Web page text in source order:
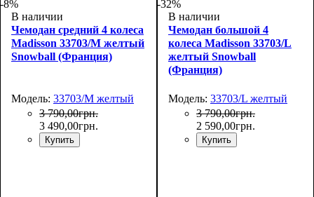
-8%
В наличии
Чемодан средний 4 колеса
Madisson 33703/M желтый
Snowball (Франция)
Модель: 33703/M желтый
3 790,00грн.
3 490,00грн.
Купить
-32%
В наличии
Чемодан большой 4
колеса Madisson 33703/L
желтый Snowball
(Франция)
Модель: 33703/L желтый
3 790,00грн.
2 590,00грн.
Купить